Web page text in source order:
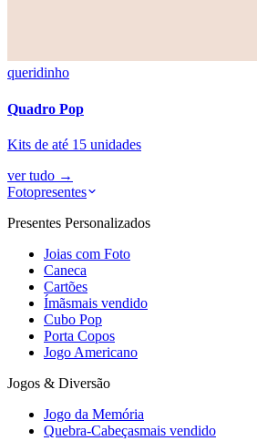
queridinho
Quadro Pop
Kits de até 15 unidades
ver tudo →
Fotopresentes
Presentes Personalizados
Joias com Foto
Caneca
Cartões
Ímãsmais vendido
Cubo Pop
Porta Copos
Jogo Americano
Jogos & Diversão
Jogo da Memória
Quebra-Cabeçasmais vendido